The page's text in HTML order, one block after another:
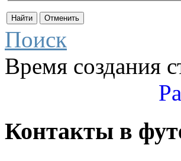
Поиск
Время создания
Контакты в